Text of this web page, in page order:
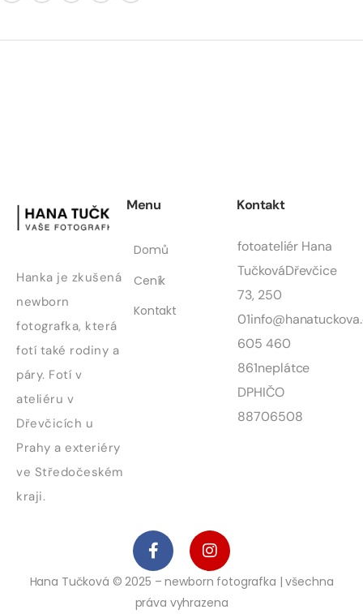
Hanka je zkušená
newborn
fotografka, která
fotí také rodiny a
páry. Fotí v
ateliéru v
Dřevčicích u
Prahy a exteriéry
ve Středočeském
kraji.
Menu
Domů
Ceník
Kontakt
Kontakt
fotoateliér Hana
TučkováDřevčice
73, 250
01
605 460
861neplátce
DPHIČO
88706508
Hana Tučková © 2025 – newborn fotografka | všechna
práva vyhrazena